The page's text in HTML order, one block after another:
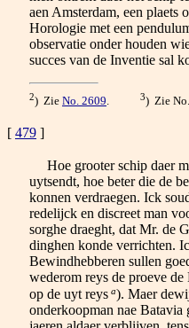
aen Amsterdam, een plaets
Horologie met een
observatie onder houden
succes van de Inventie sal
2) Zie No. 2609. 3) Zie
[ 479 ]
Hoe grooter schip daer
uytsendt, hoe beter die de
konnen verdraegen. Ick
redelijck en discreet man
sorghe draeght, dat Mr. de
dinghen konde verrichten.
Bewindhebberen sullen
wederom reys de proeve
op de uyt reys a). Maer
onderkoopman nae Batavia